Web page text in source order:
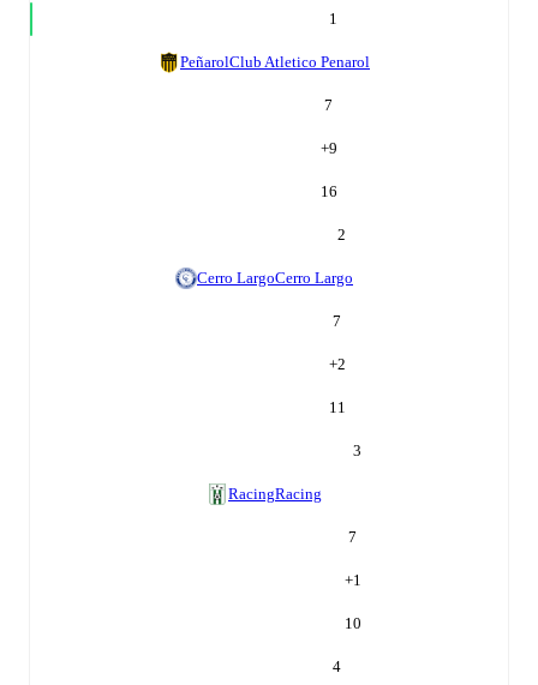
1
PeñarolClub Atletico Penarol
7
+9
16
2
Cerro LargoCerro Largo
7
+2
11
3
RacingRacing
7
+1
10
4